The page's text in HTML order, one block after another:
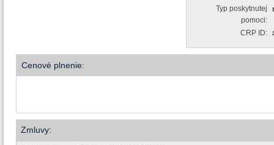
Typ poskytnutej
pomoci:
CRP ID:
Cenové plnenie:
Zmluvy: